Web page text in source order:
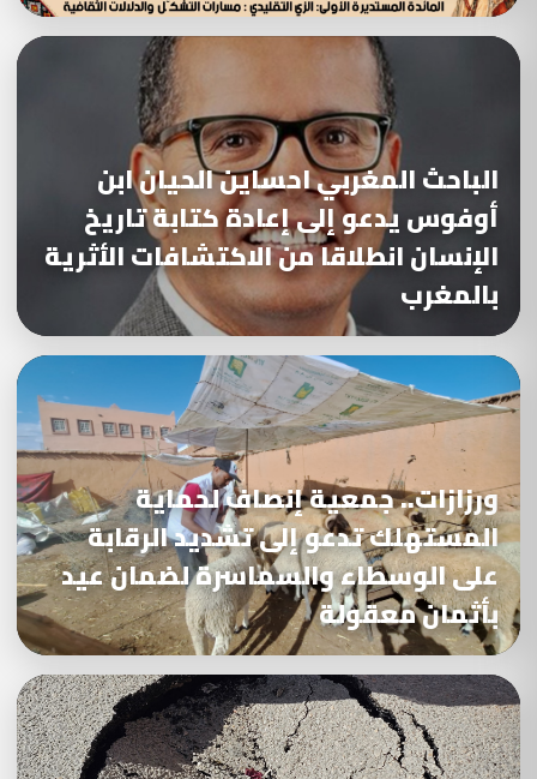
الباحث المغربي احساين الحيان ابن
أوفوس يدعو إلى إعادة كتابة تاريخ
الإنسان انطلاقا من الاكتشافات الأثرية
بالمغرب
ورزازات.. جمعية إنصاف لحماية
المستهلك تدعو إلى تشديد الرقابة
على الوسطاء والسماسرة لضمان عيد
بأثمان معقولة